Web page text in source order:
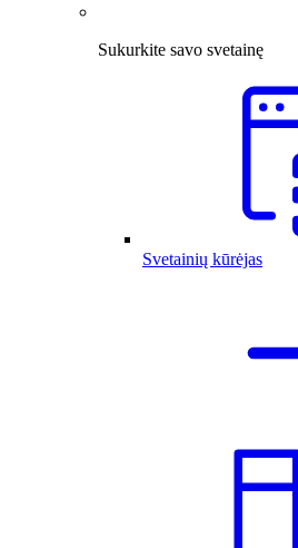
Sukurkite savo svetainę
Svetainių kūrėjas